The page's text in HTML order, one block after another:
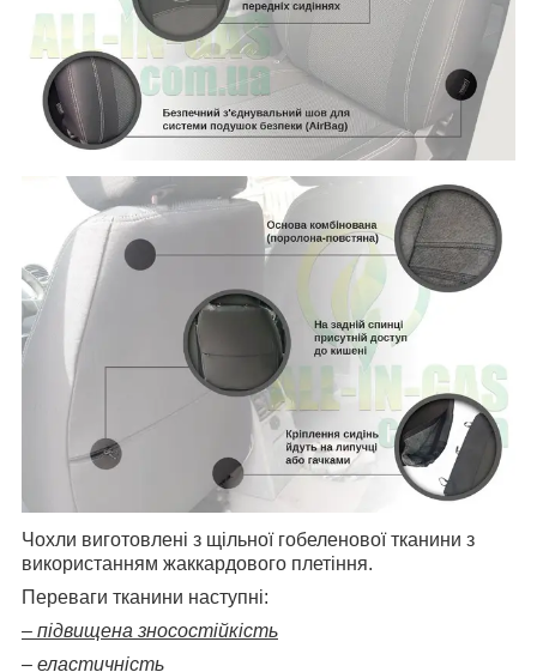
Чохли виготовлені з щільної гобеленової тканини з
використанням жаккардового плетіння.
Переваги тканини наступні:
– підвищена зносостійкість
– еластичність